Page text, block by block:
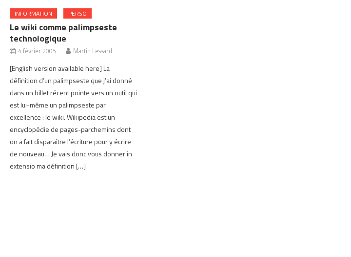
INFORMATION PERSO
Le wiki comme palimpseste
technologique
4 février 2005 Martin Lessard
[English version available here] La
définition d’un palimpseste que j’ai donné
dans un billet récent pointe vers un outil qui
est lui-même un palimpseste par
excellence : le wiki. Wikipedia est un
encyclopédie de pages-parchemins dont
on a fait disparaître l’écriture pour y écrire
de nouveau… Je vais donc vous donner in
extensio ma définition […]